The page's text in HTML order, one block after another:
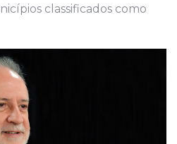
classificados como